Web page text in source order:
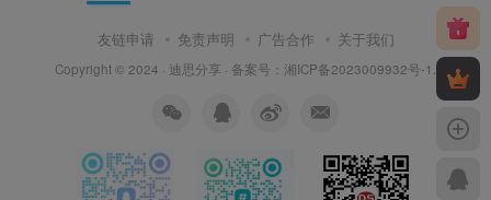
友链申请 免责声明 广告合作 关于我们
Copyright © 2024 · 迪思分享 · 备案号： 湘ICP备2023009932号-1